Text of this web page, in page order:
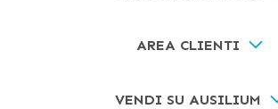
AREA CLIENTI
VENDI SU AUSILIUM